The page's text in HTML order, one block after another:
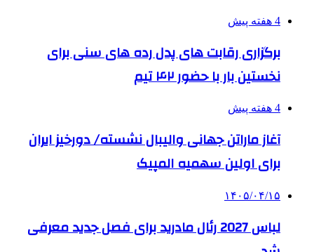
4 هفته پیش
برگزاری رقابت های پدل رده های سنی برای
نخستین بار با حضور ۴۲ تیم
4 هفته پیش
آغاز ماراتن جهانی والیبال نشسته/ دورخیز ایران
برای اولین سهمیه المپیک
۱۴۰۵/۰۴/۱۵
لباس 2027 رئال مادرید برای فصل جدید معرفی